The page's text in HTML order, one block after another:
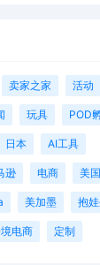
卖家之家 活动
玩具 POD
日本 AI工具
逊 电商 美国
美加墨 抱
电商 定制